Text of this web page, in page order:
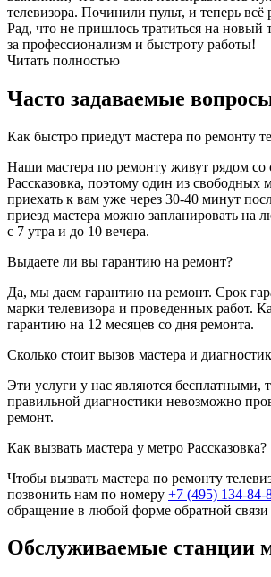
телевизора. Починили пульт, и теперь всё
Рад, что не пришлось тратиться на новый
за профессионализм и быстроту работы!
Читать полностью
Часто задаваемые
Как быстро приедут мастера по ремонту
Наши мастера по ремонту живут рядом со
Рассказовка, поэтому один из свободных
приехать к вам уже через 30-40 минут
приезд мастера можно запланировать на
с 7 утра и до 10 вечера.
Выдаете ли вы гарантию на ремонт?
Да, мы даем гарантию на ремонт. Срок
марки телевизора и проведенных работ.
гарантию на 12 месяцев со дня ремонта.
Сколько стоит вызов мастера и
Эти услуги у нас являются бесплатными,
правильной диагностики невозможно
ремонт.
Как вызвать мастера у метро Рассказовка?
Чтобы вызвать мастера по ремонту
позвонить нам по номеру +7 (495) 134-84-
обращение в любой форме обратной связи
Обслуживаемые станции